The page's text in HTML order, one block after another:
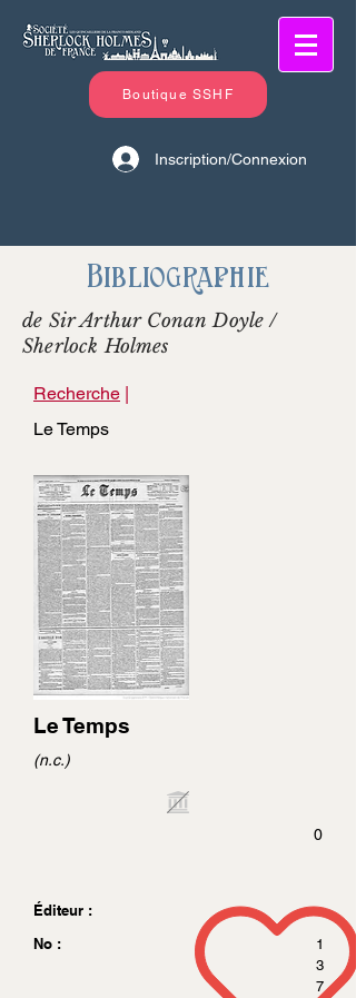
Boutique SSHF
Inscription/Connexion
Bibliographie
de Sir Arthur Conan Doyle /
Sherlock Holmes
Recherche |
Le Temps
Le Temps
(n.c.)
0
Éditeur :
No :
1
3
7